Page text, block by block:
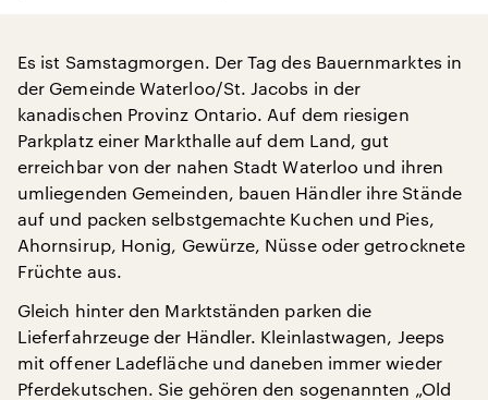
Es ist Samstagmorgen. Der Tag des Bauernmarktes in
der Gemeinde Waterloo/St. Jacobs in der
kanadischen Provinz Ontario. Auf dem riesigen
Parkplatz einer Markthalle auf dem Land, gut
erreichbar von der nahen Stadt Waterloo und ihren
umliegenden Gemeinden, bauen Händler ihre Stände
auf und packen selbstgemachte Kuchen und Pies,
Ahornsirup, Honig, Gewürze, Nüsse oder getrocknete
Früchte aus.
Gleich hinter den Marktständen parken die
Lieferfahrzeuge der Händler. Kleinlastwagen, Jeeps
mit offener Ladefläche und daneben immer wieder
Pferdekutschen. Sie gehören den sogenannten „Old